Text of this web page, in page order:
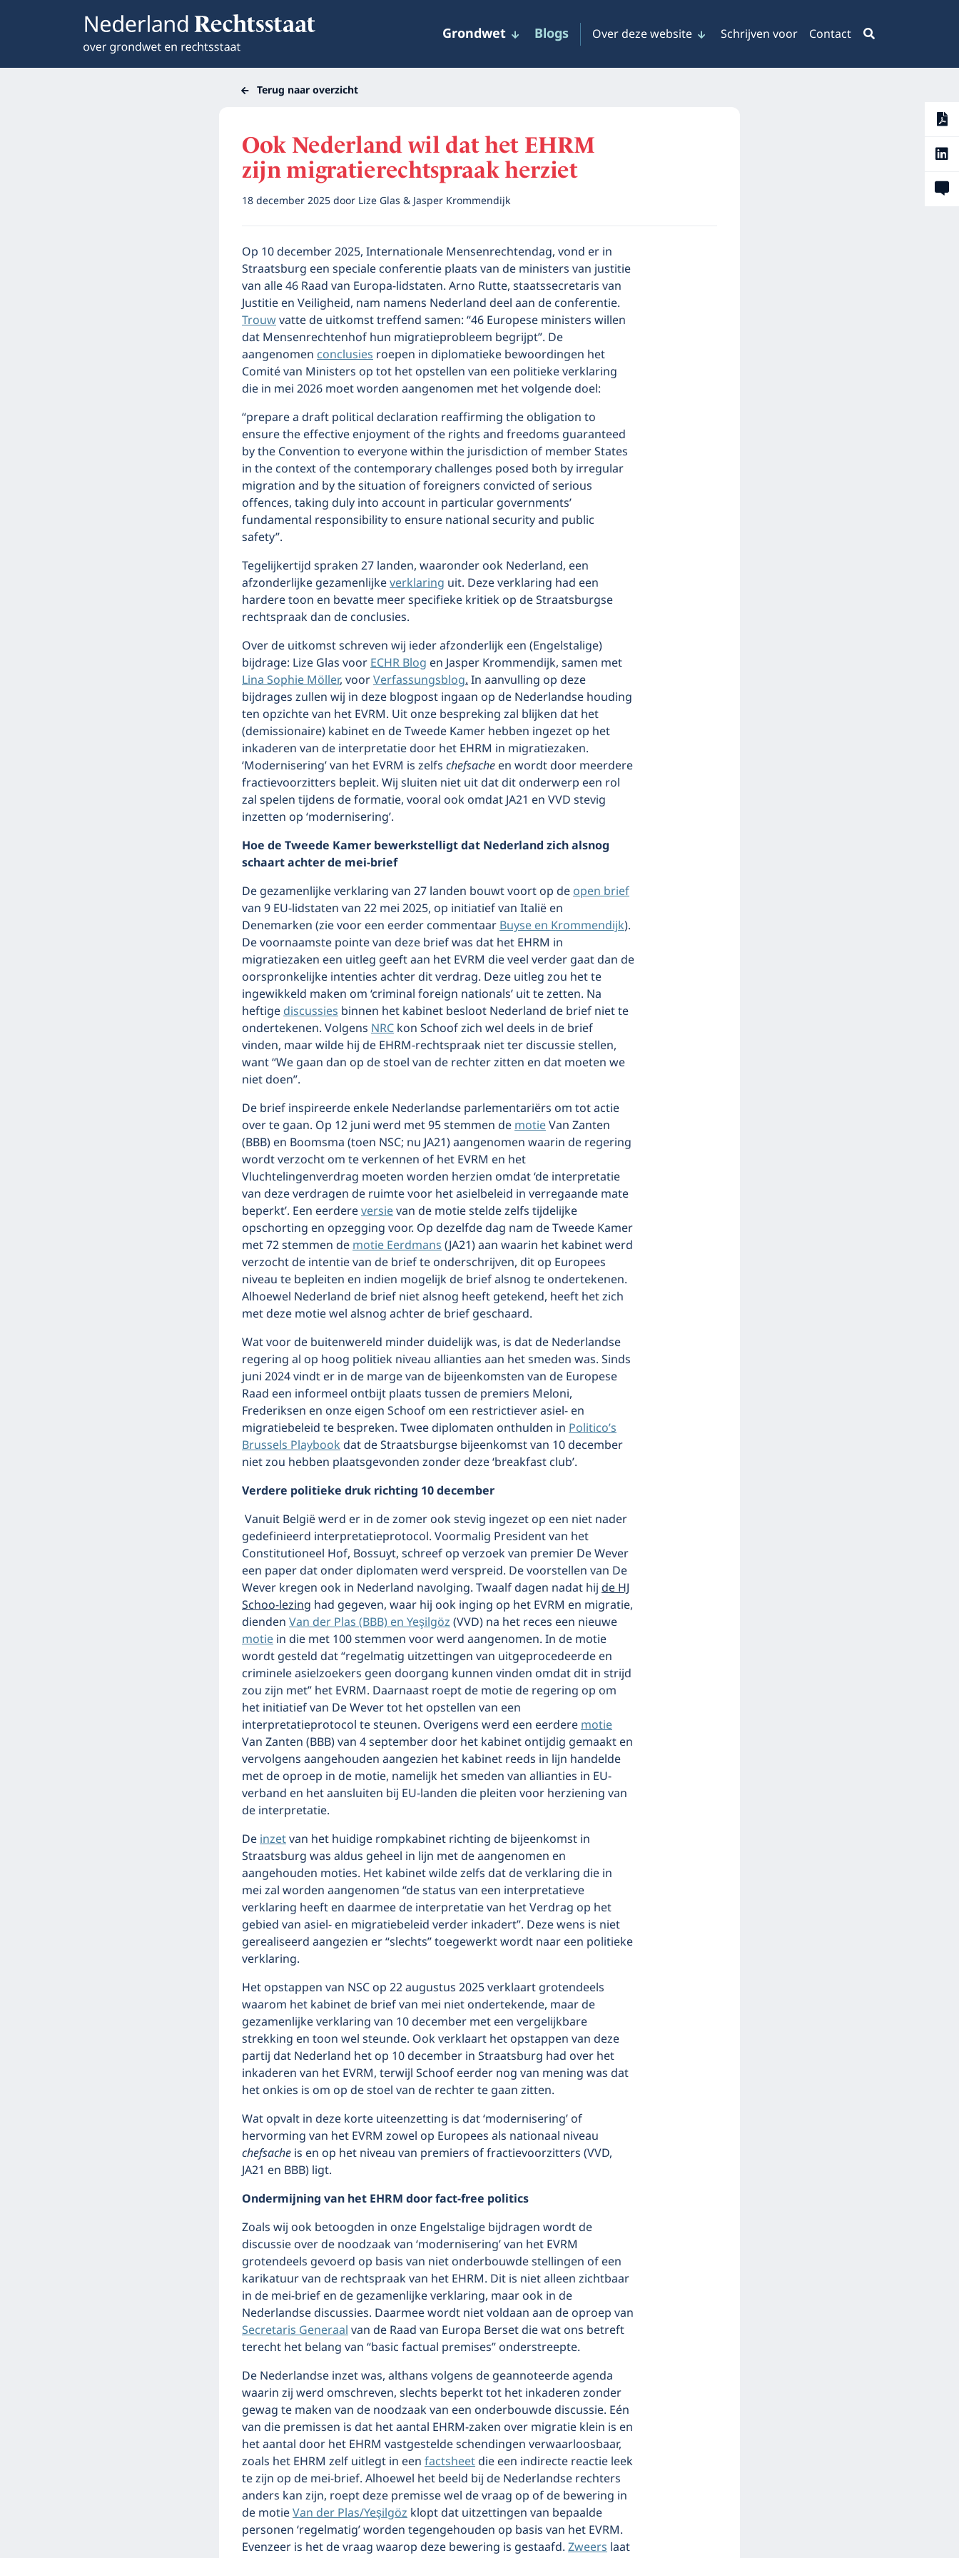
Grondwet Blogs Over deze website Schrijven voor Contact
Terug naar overzicht
Ook Nederland wil dat het EHRM
zijn migratierechtspraak herziet
18 december 2025door Lize Glas & Jasper Krommendijk
Op 10 december 2025, Internationale Mensenrechtendag, vond er in
Straatsburg een speciale conferentie plaats van de ministers van justitie
van alle 46 Raad van Europa-lidstaten. Arno Rutte, staatssecretaris van
Justitie en Veiligheid, nam namens Nederland deel aan de conferentie.
Trouwvatte de uitkomst treffend samen: “46 Europese ministers willen
dat Mensenrechtenhof hun migratieprobleem begrijpt”. De
aangenomenconclusiesroepen in diplomatieke bewoordingen het
Comité van Ministers op tot het opstellen van een politieke verklaring
die in mei 2026 moet worden aangenomen met het volgende doel:
“prepare a draft political declaration reaffirming the obligation to
ensure the effective enjoyment of the rights and freedoms guaranteed
by the Convention to everyone within the jurisdiction of member States
in the context of the contemporary challenges posed both by irregular
migration and by the situation of foreigners convicted of serious
offences, taking duly into account in particular governments’
fundamental responsibility to ensure national security and public
safety”.
Tegelijkertijd spraken 27 landen, waaronder ook Nederland, een
afzonderlijke gezamenlijkeverklaring uit. Deze verklaring had een
hardere toon en bevatte meer specifieke kritiek op de Straatsburgse
rechtspraak dan de conclusies.
Over de uitkomst schreven wij ieder afzonderlijk een (Engelstalige)
bijdrage: Lize Glas voorECHR Blog en Jasper Krommendijk, samen met
Lina Sophie Möller, voorVerfassungsblog.In aanvulling op deze
bijdrages zullen wij in deze blogpost ingaan op de Nederlandse houding
ten opzichte van het EVRM. Uit onze bespreking zal blijken dat het
(demissionaire) kabinet en de Tweede Kamer hebben ingezet op het
inkaderen van de interpretatie door het EHRM in migratiezaken.
‘Modernisering’ van het EVRM is zelfschefsacheen wordt door meerdere
fractievoorzitters bepleit. Wij sluiten niet uit dat dit onderwerp een rol
zal spelen tijdens de formatie, vooral ook omdat JA21 en VVD stevig
inzetten op ‘modernisering’.
Hoe de Tweede Kamer bewerkstelligt dat Nederland zich alsnog
schaart achter de mei-brief
De gezamenlijke verklaring van 27 landen bouwt voort op deopen brief
van 9 EU-lidstaten van 22 mei 2025, op initiatief van Italië en
Denemarken (zie voor een eerder commentaarBuyse en Krommendijk).
De voornaamste pointe van deze brief was dat het EHRM in
migratiezaken een uitleg geeft aan het EVRM die veel verder gaat dan de
oorspronkelijke intenties achter dit verdrag. Deze uitleg zou het te
ingewikkeld maken om ‘criminal foreign nationals’ uit te zetten. Na
heftigediscussiesbinnen het kabinet besloot Nederland de brief niet te
ondertekenen. VolgensNRCkon Schoof zich wel deels in de brief
vinden, maar wilde hij de EHRM-rechtspraak niet ter discussie stellen,
want “We gaan dan op de stoel van de rechter zitten en dat moeten we
niet doen”.
De brief inspireerde enkele Nederlandse parlementariërs om tot actie
over te gaan. Op 12 juni werd met 95 stemmen demotieVan Zanten
(BBB) en Boomsma (toen NSC; nu JA21) aangenomen waarin de regering
wordt verzocht om te verkennen of het EVRM en het
Vluchtelingenverdrag moeten worden herzien omdat ‘de interpretatie
van deze verdragen de ruimte voor het asielbeleid in verregaande mate
beperkt’. Een eerdereversievan de motie stelde zelfs tijdelijke
opschorting en opzegging voor. Op dezelfde dag nam de Tweede Kamer
met 72 stemmen demotieEerdmans(JA21) aan waarin het kabinet werd
verzocht de intentie van de brief te onderschrijven, dit op Europees
niveau te bepleiten en indien mogelijk de brief alsnog te ondertekenen.
Alhoewel Nederland de brief niet alsnog heeft getekend, heeft het zich
met deze motie wel alsnog achter de brief geschaard.
Wat voor de buitenwereld minder duidelijk was, is dat de Nederlandse
regering al op hoog politiek niveau allianties aan het smeden was. Sinds
juni 2024 vindt er in de marge van de bijeenkomsten van de Europese
Raad een informeel ontbijt plaats tussen de premiers Meloni,
Frederiksen en onze eigen Schoof om een restrictiever asiel- en
migratiebeleid te bespreken. Twee diplomaten onthulden inPolitico’s
Brussels Playbookdat de Straatsburgse bijeenkomst van 10 december
niet zou hebben plaatsgevonden zonder deze ‘breakfast club’.
Verdere politieke druk richting 10 december
Vanuit België werd er in de zomer ook stevig ingezet op een niet nader
gedefinieerd interpretatieprotocol. Voormalig President van het
Constitutioneel Hof, Bossuyt, schreef op verzoek van premier De Wever
een paper dat onder diplomaten werd verspreid. De voorstellen van De
Wever kregen ook in Nederland navolging. Twaalf dagen nadat hijde HJ
Schoo-lezing had gegeven, waar hij ook inging op het EVRM en migratie,
diendenVan der Plas (BBB) en Yeşilgöz(VVD) na het reces een nieuwe
motiein die met 100 stemmen voor werd aangenomen. In de motie
wordt gesteld dat “regelmatig uitzettingen van uitgeprocedeerde en
criminele asielzoekers geen doorgang kunnen vinden omdat dit in strijd
zou zijn met” het EVRM. Daarnaast roept de motie de regering op om
het initiatief van De Wever tot het opstellen van een
interpretatieprotocol te steunen. Overigens werd een eerderemotie
Van Zanten (BBB) van 4 september door het kabinet ontijdig gemaakt en
vervolgens aangehouden aangezien het kabinet reeds in lijn handelde
met de oproep in de motie, namelijk het smeden van allianties in EU-
verband en het aansluiten bij EU-landen die pleiten voor herziening van
de interpretatie.
Deinzetvan het huidige rompkabinet richting de bijeenkomst in
Straatsburg was aldus geheel in lijn met de aangenomen en
aangehouden moties. Het kabinet wilde zelfs dat de verklaring die in
mei zal worden aangenomen “de status van een interpretatieve
verklaring heeft en daarmee de interpretatie van het Verdrag op het
gebied van asiel- en migratiebeleid verder inkadert”. Deze wens is niet
gerealiseerd aangezien er “slechts” toegewerkt wordt naar een politieke
verklaring.
Het opstappen van NSC op 22 augustus 2025 verklaart grotendeels
waarom het kabinet de brief van mei niet ondertekende, maar de
gezamenlijke verklaring van 10 december met een vergelijkbare
strekking en toon wel steunde. Ook verklaart het opstappen van deze
partij dat Nederland het op 10 december in Straatsburg had over het
inkaderen van het EVRM, terwijl Schoof eerder nog van mening was dat
het onkies is om op de stoel van de rechter te gaan zitten.
Wat opvalt in deze korte uiteenzetting is dat ‘modernisering’ of
hervorming van het EVRM zowel op Europees als nationaal niveau
chefsacheis en op het niveau van premiers of fractievoorzitters (VVD,
JA21 en BBB) ligt.
Ondermijning van het EHRM door fact-free politics
Zoals wij ook betoogden in onze Engelstalige bijdragen wordt de
discussie over de noodzaak van ‘modernisering’ van het EVRM
grotendeels gevoerd op basis van niet onderbouwde stellingen of een
karikatuur van de rechtspraak van het EHRM. Dit is niet alleen zichtbaar
in de mei-brief en de gezamenlijke verklaring, maar ook in de
Nederlandse discussies. Daarmee wordt niet voldaan aan de oproep van
Secretaris Generaalvan de Raad van Europa Berset die wat ons betreft
terecht het belang van “basic factual premises” onderstreepte.
De Nederlandse inzet was, althans volgens de geannoteerde agenda
waarin zij werd omschreven, slechts beperkt tot het inkaderen zonder
gewag te maken van de noodzaak van een onderbouwde discussie. Eén
van die premissen is dat het aantal EHRM-zaken over migratie klein is en
het aantal door het EHRM vastgestelde schendingen verwaarloosbaar,
zoals het EHRM zelf uitlegt in eenfactsheetdie een indirecte reactie leek
te zijn op de mei-brief. Alhoewel het beeld bij de Nederlandse rechters
anders kan zijn, roept deze premisse wel de vraag op of de bewering in
de motieVan der Plas/Yeşilgözklopt dat uitzettingen van bepaalde
personen ‘regelmatig’ worden tegengehouden op basis van het EVRM.
Evenzeer is het de vraag waarop deze bewering is gestaafd.Zweerslaat